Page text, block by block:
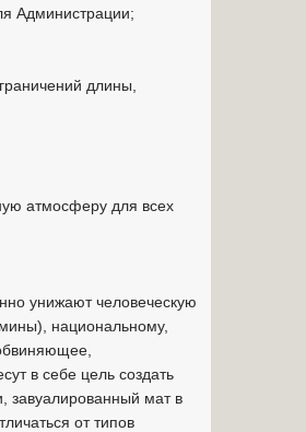
Администрации;
длины,
атмосферу для всех
унижают человеческую
национальному,
в себе цель создать
завуалированный мат в
от типов